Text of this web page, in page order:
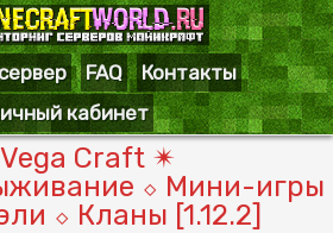
FAQ
Контакты
кабинет
Craft ✴
⬦ Мини-игры
⬦ Кланы [1.12.2]